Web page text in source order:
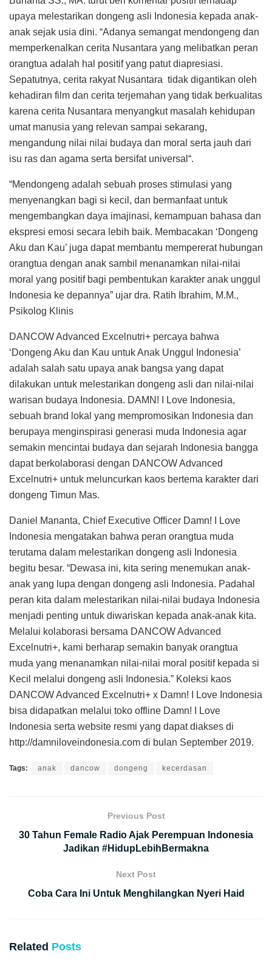
upaya melestarikan dongeng asli Indonesia kepada anak-
anak sejak usia dini. “Adanya semangat mendongeng dan
memperkenalkan cerita Nusantara yang melibatkan peran
orangtua adalah hal positif yang patut diapresiasi.
Sepatutnya, cerita rakyat Nusantara tidak digantikan oleh
kehadiran film dan cerita terjemahan yang tidak berkualitas
karena cerita Nusantara menyangkut masalah kehidupan
umat manusia yang relevan sampai sekarang,
mengandung nilai nilai budaya dan moral serta jauh dari
isu ras dan agama serta bersifat universal“.
“Mendongeng adalah sebuah proses stimulasi yang
menyenangkan bagi si kecil, dan bermanfaat untuk
mengembangkan daya imajinasi, kemampuan bahasa dan
ekspresi emosi secara lebih baik. Membacakan ‘Dongeng
Aku dan Kau’ juga dapat membantu mempererat hubungan
orangtua dengan anak sambil menanamkan nilai-nilai
moral yang positif bagi pembentukan karakter anak unggul
Indonesia ke depannya” ujar dra. Ratih Ibrahim, M.M.,
Psikolog Klinis
DANCOW Advanced Excelnutri+ percaya bahwa
‘Dongeng Aku dan Kau untuk Anak Unggul Indonesia’
adalah salah satu upaya anak bangsa yang dapat
dilakukan untuk melestarikan dongeng asli dan nilai-nilai
warisan budaya Indonesia. DAMN! I Love Indonesia,
sebuah brand lokal yang mempromosikan Indonesia dan
berupaya menginspirasi generasi muda Indonesia agar
semakin mencintai budaya dan sejarah Indonesia bangga
dapat berkolaborasi dengan DANCOW Advanced
Excelnutri+ untuk meluncurkan kaos bertema karakter dari
dongeng Timun Mas.
Daniel Mananta, Chief Executive Officer Damn! I Love
Indonesia mengatakan bahwa peran orangtua muda
terutama dalam melestarikan dongeng asli Indonesia
begitu besar. “Dewasa ini, kita sering menemukan anak-
anak yang lupa dengan dongeng asli Indonesia. Padahal
peran kita dalam melestarikan nilai-nilai budaya Indonesia
menjadi penting untuk diwariskan kepada anak-anak kita.
Melalui kolaborasi bersama DANCOW Advanced
Excelnutri+, kami berharap semakin banyak orangtua
muda yang menanamkan nilai-nilai moral positif kepada si
Kecil melalui dongeng asli Indonesia.” Koleksi kaos
DANCOW Advanced Excelnutri+ x Damn! I Love Indonesia
bisa didapatkan melalui toko offline Damn! I Love
Indonesia serta website resmi yang dapat diakses di
http://damniloveindonesia.com di bulan September 2019.
Tags: anak dancow dongeng kecerdasan
Previous Post
30 Tahun Female Radio Ajak Perempuan Indonesia
Jadikan #HidupLebihBermakna
Next Post
Coba Cara Ini Untuk Menghilangkan Nyeri Haid
Related Posts